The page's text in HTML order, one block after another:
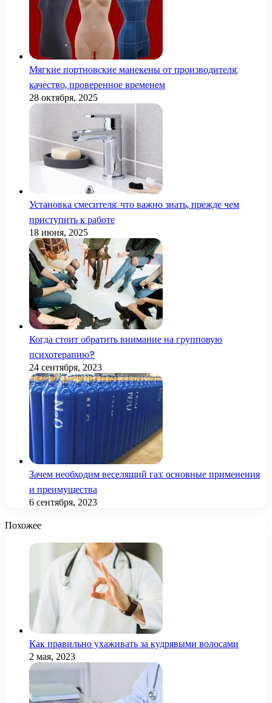
Мягкие портновские манекены от производителя:
качество, проверенное временем
28 октября, 2025
Установка смесителя: что важно знать, прежде чем
приступить к работе
18 июня, 2025
Когда стоит обратить внимание на групповую
психотерапию?
24 сентября, 2023
Зачем необходим веселящий газ: основные применения
и преимущества
6 сентября, 2023
Похожее
Как правильно ухаживать за кудрявыми волосами
2 мая, 2023